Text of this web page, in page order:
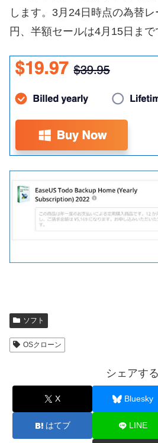
します。3月24日時点の為替
円、半額セールは4月15日まで
ソフト
OSクローン
シェアする
X Bluesky
はてブ LINE